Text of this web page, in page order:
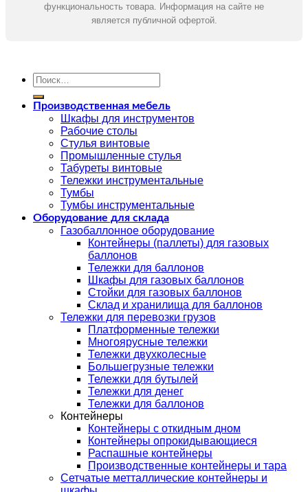
функциональность товара. Информация на сайте не
является публичной офертой.
Искать:
Производственная мебель
Шкафы для инструментов
Рабочие столы
Стулья винтовые
Промышленные стулья
Табуреты винтовые
Тележки инструментальные
Тумбы
Тумбы инструментальные
Оборудование для склада
Газобаллонное оборудование
Контейнеры (паллеты) для газовых
баллонов
Тележки для баллонов
Шкафы для газовых баллонов
Стойки для газовых баллонов
Склад и хранилища для баллонов
Тележки для перевозки грузов
Платформенные тележки
Многоярусные тележки
Тележки двухколесные
Большегрузные тележки
Тележки для бутылей
Тележки для денег
Тележки для баллонов
Контейнеры
Контейнеры с откидным дном
Контейнеры опрокидывающиеся
Распашные контейнеры
Производственные контейнеры и тара
Сетчатые метталлические контейнеры и